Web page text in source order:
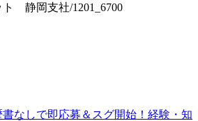
静岡支社/1201_6700
書なしで即応募＆スグ開始！経験・知